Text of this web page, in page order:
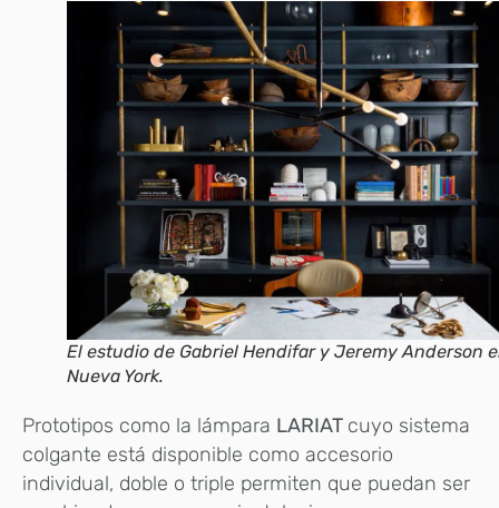
El estudio de Gabriel Hendifar y Jeremy Anderson
Nueva York.
Prototipos como la lámpara LARIAT cuyo sistema
colgante está disponible como accesorio
individual, doble o triple permiten que puedan ser